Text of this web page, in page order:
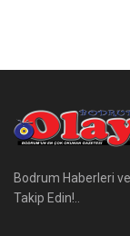
Bodrum Haberleri
Takip Edin!..